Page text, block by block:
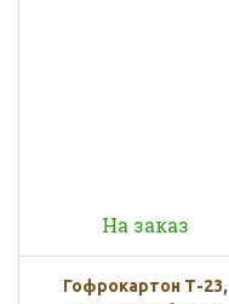
На заказ
Гофрокартон Т-23,